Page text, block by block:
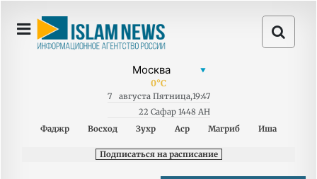
0°C
7 августа Пятница,19:47
22 Сафар 1448 AH
Фаджр
Восход Зухр Аср Магриб Иша
Подписаться на расписание